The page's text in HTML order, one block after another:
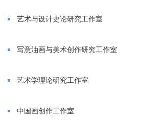
艺术与设计史论研究工作室
写意油画与美术创作研究工作室
艺术学理论研究工作室
中国画创作工作室